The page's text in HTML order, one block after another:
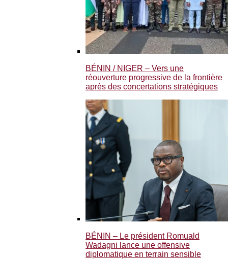
BÉNIN / NIGER – Vers une
réouverture progressive de la frontière
après des concertations stratégiques
BÉNIN – Le président Romuald
Wadagni lance une offensive
diplomatique en terrain sensible